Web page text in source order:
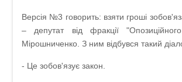
Версія №3 говорить: взяти гроші
– депутат від фракції
Мірошниченко. З ним відбувся такий
- Це зобов'язує закон.